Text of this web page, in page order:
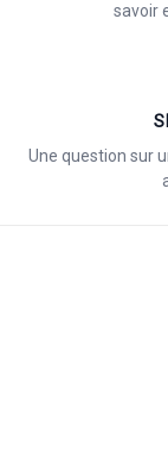
savoir
Une question sur